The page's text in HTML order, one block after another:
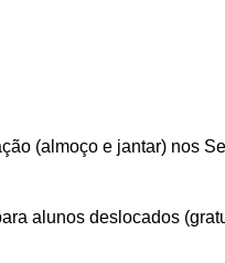
(almoço e jantar) nos
alunos deslocados